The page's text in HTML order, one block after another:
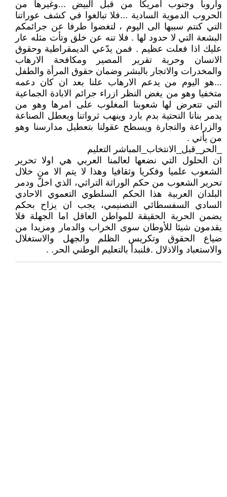
واروبا وجنوب امريكا من قبل البيض ...وغيرها من
الحروب الدموية السادية ...فلا تبالغوا في كشف عوراتنا
التي كنتم سببها الى اليوم ، لتغضوا طرفا عن جرائمكم
البشعة التي لا حدود لها . فلا تنه عن خلق وتأت مثله عار
عليك اذا فعلت عظيم . فمن يدّعي الديمقراطية وحقوق
الانسان وحرية تقرير المصير ومكافحة الارهاب
والمخدرات والاتجار بالبشر وضمان حقوق المرأة والطفل
...هو اليوم من يدعم الارهاب علنا بعد ان كان دعمه
متخفيا وهو من يغض النظر ازراء جرائم الابادة الجماعية
التي تتعرض لها شعوبنا المغلوب على امرها وهو من
يدمر بنانا التحتية بدم بارد وينهب ثرواتنا ويعطل الصناعة
والزراعة والتجارة ويسطح عقولنا بتعطيل مدارسنا وهو
من يأتي .
_الحر_قبل_الانتخاب_المباشر التعليم
ان الحلول التي نضعها لعالمنا العربي هي اولا تحرير
الشعوب علميا وفكريا وثقافيا وهذا لا يتم الا من خلال
تحرير الشعوب من حكم الوراثة التراثي، الذي اخلّ ودمر
البلدان العربية هذا الحكم السلطوي التعموي الاحادي
السادي السفسطائي التصنيمي، يجب ان يزاح بحكم
يضمن الحرية الحقيقة للمواطن العاقل اما الجهلة فلا
يقدمون شيئا للأوطان سوى الخراب والدمار ومزيدا من
ضياع الحقوق وتكريس الظلم والجهل والاستغلال
والاستعباد والاذلال .فلنبدأ بالتعليم الوطني الحر. .